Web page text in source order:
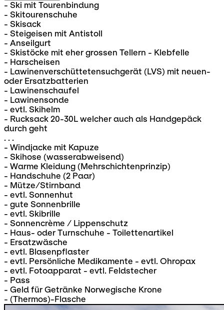
- Ski mit Tourenbindung
- Skitourenschuhe
- Skisack
- Steigeisen mit Antistoll
- Anseilgurt
- Skistöcke mit eher grossen Tellern - Klebfelle
- Harscheisen
- Lawinenverschüttetensuchgerät (LVS) mit neuen-
oder Ersatzbatterien
- Lawinenschaufel
- Lawinensonde
- evtl. Skihelm
- Rucksack 20-30L welcher auch als Handgepäck
durch geht
. . .
- Windjacke mit Kapuze
- Skihose (wasserabweisend)
- Warme Kleidung (Mehrschichtenprinzip)
- Handschuhe (2 Paar)
- Mütze/Stirnband
- evtl. Sonnenhut
- gute Sonnenbrille
- evtl. Skibrille
- Sonnencrème / Lippenschutz
- Haus- oder Turnschuhe - Toilettenartikel
- Ersatzwäsche
- evtl. Blasenpflaster
- evtl. Persönliche Medikamente - evtl. Ohropax
- evtl. Fotoapparat - evtl. Feldstecher
- Pass
- Geld für Getränke Norwegische Krone
- (Thermos)-Flasche